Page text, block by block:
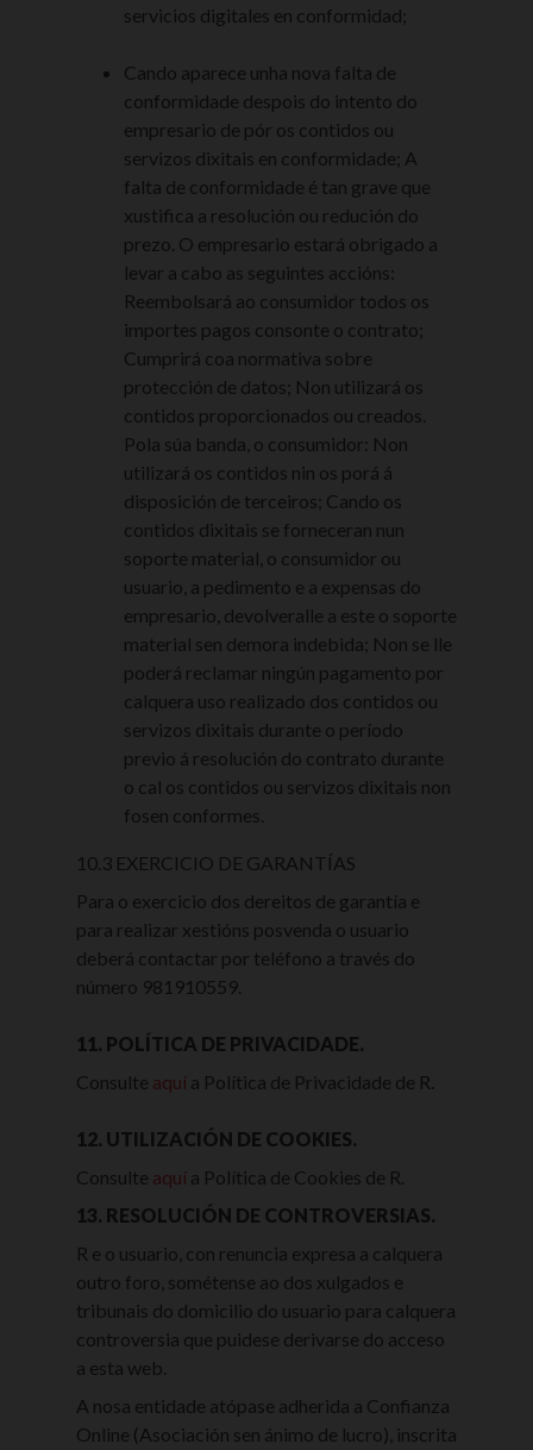
servicios digitales en conformidad;
Cando aparece unha nova falta de
conformidade despois do intento do
empresario de pór os contidos ou
servizos dixitais en conformidade; A
falta de conformidade é tan grave que
xustifica a resolución ou redución do
prezo. O empresario estará obrigado a
levar a cabo as seguintes accións:
Reembolsará ao consumidor todos os
importes pagos consonte o contrato;
Cumprirá coa normativa sobre
protección de datos; Non utilizará os
contidos proporcionados ou creados.
Pola súa banda, o consumidor: Non
utilizará os contidos nin os porá á
disposición de terceiros; Cando os
contidos dixitais se forneceran nun
soporte material, o consumidor ou
usuario, a pedimento e a expensas do
empresario, devolveralle a este o soporte
material sen demora indebida; Non se lle
poderá reclamar ningún pagamento por
calquera uso realizado dos contidos ou
servizos dixitais durante o período
previo á resolución do contrato durante
o cal os contidos ou servizos dixitais non
fosen conformes.
10.3 EXERCICIO DE GARANTÍAS
Para o exercicio dos dereitos de garantía e
para realizar xestións posvenda o usuario
deberá contactar por teléfono a través do
número 981910559.
11. POLÍTICA DE PRIVACIDADE.
Consulte aquí a Política de Privacidade de R.
12. UTILIZACIÓN DE COOKIES.
Consulte aquí a Política de Cookies de R.
13. RESOLUCIÓN DE CONTROVERSIAS.
R e o usuario, con renuncia expresa a calquera
outro foro, sométense ao dos xulgados e
tribunais do domicilio do usuario para calquera
controversia que puidese derivarse do acceso
a esta web.
A nosa entidade atópase adherida a Confianza
Online (Asociación sen ánimo de lucro), inscrita